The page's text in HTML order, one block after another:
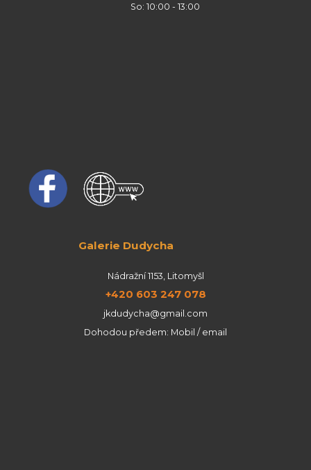
So: 10:00 - 13:00
Galerie Dudycha
Nádražní 1153, Litomyšl
+420 603 247 078
jkdudycha@gmail.com
Dohodou předem: Mobil / email